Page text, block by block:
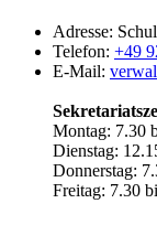
Adresse:
Telefon: +49
E-Mail:
Montag: 7.30
Dienstag:
Donnerstag:
Freitag: 7.30